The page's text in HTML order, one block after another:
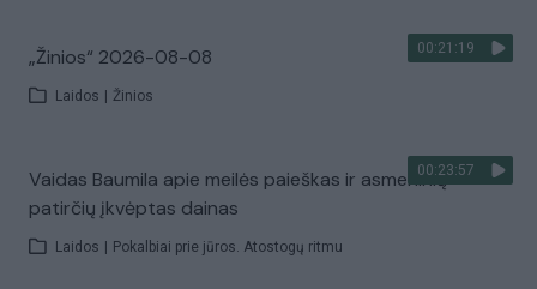
00:21:19
„Žinios“ 2026-08-08
Laidos Žinios
00:23:57
Vaidas Baumila apie meilės paieškas ir asmeninių
patirčių įkvėptas dainas
Laidos Pokalbiai prie jūros. Atostogų ritmu